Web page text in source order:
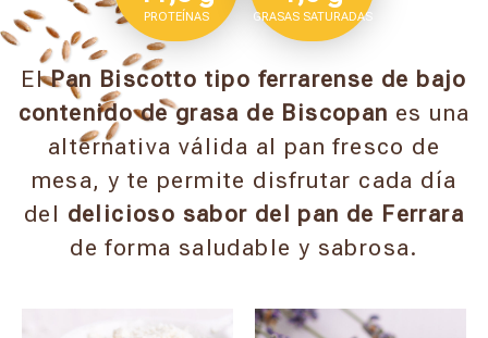
PROTEÍNAS GRASAS SATURADAS
ElPan Biscotto tipo ferrarense de bajo
contenido de grasa de Biscopan es una
alternativa válida al pan fresco de
mesa, y te permite disfrutar cada día
del delicioso sabor del pan de Ferrara
de forma saludable y sabrosa.